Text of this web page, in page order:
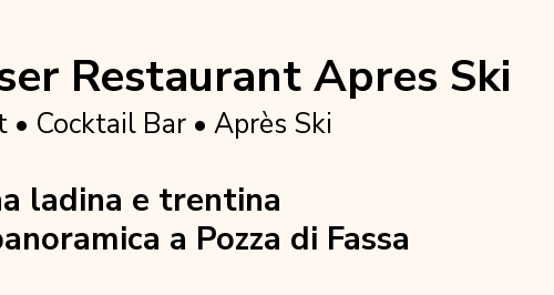
Restaurant Apres Ski
• Cocktail Bar • Après Ski
ladina e trentina
a Pozza di Fassa